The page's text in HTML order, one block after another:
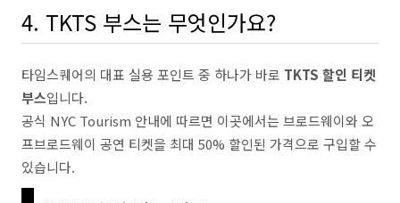
4. TKTS 부스는 무엇인가요?
타임스퀘어의 대표 실용 포인트 중 하나가 바로 TKTS 할인 티켓
부스입니다.
공식 NYC Tourism 안내에 따르면 이곳에서는 브로드웨이와 오
프브로드웨이 공연 티켓을 최대 50% 할인된 가격으로 구입할 수
있습니다.